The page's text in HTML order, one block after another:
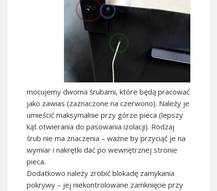
mocujemy dwoma śrubami, które będą pracować
jako zawias (zaznaczone na czerwono). Należy je
umieścić maksymalnie przy górze pieca (lepszy
kąt otwierania do pasowania izolacji). Rodzaj
śrub nie ma znaczenia – ważne by przyciąć je na
wymiar i nakrętki dać po wewnętrznej stronie
pieca.
Dodatkowo należy zrobić blokadę zamykania
pokrywy – jej niekontrolowane zamknięcie przy